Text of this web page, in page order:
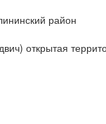
район
открытая